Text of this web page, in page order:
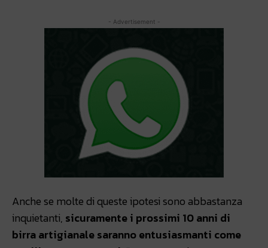
- Advertisement -
Anche se molte di queste ipotesi sono abbastanza
inquietanti, sicuramente i prossimi 10 anni di
birra artigianale saranno entusiasmanti come